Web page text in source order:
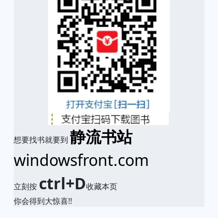
想要找书就要到 静流书站
windowsfront.com
立刻按 ctrl+D收藏本页
你会得到大惊喜!!